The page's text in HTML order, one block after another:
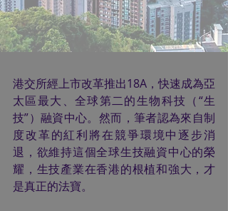
港交所經上市改革推出18A，快速成為亞
太區最大、全球第二的生物科技（“生
技”）融資中心。然而，筆者認為來自制
度改革的紅利將在競爭環境中逐步消
退，欲維持這個全球生技融資中心的榮
耀，生技產業在香港的根植和強大，才
是真正的法寶。